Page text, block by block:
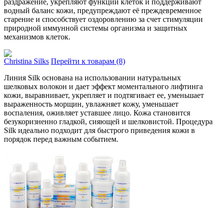
водный баланс кожи, пре­дупреждают её преждевременное
ста­рение и способствует оздо­ровлению за счет стимуляции
при­родной иммунной системы орга­низма и защитных
механизмов кле­ток.
Christina Silks Перейти к товарам (8)
Линия Silk осно­вана на использовании натура­льных
шелковых волокон и дает эффе­кт моментального лифтинга
кожи, выра­внивает, укрепляет и подтяги­вает ее, уменьшает
выра­женность морщин, увлажняет кожу, уме­ньшает
воспаления, ожи­вляет уставшее лицо. Кожа ста­новится
безукоризненно гладкой, сия­ющей и шелковистой. Процедура
Silk иде­ально подходит для быстрого при­ведения кожи в
порядок перед важным событи­ем.